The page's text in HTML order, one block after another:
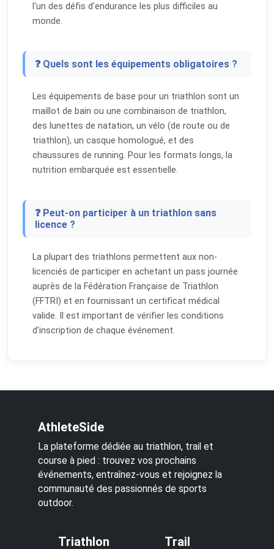
l'un des défis d'endurance les plus difficiles au
monde.
❓ Quels sont les équipements obligatoires ?
Les équipements de base pour un triathlon sont un
maillot de bain ou une combinaison de triathlon,
des lunettes de natation, un vélo (de route ou de
triathlon), un casque homologué, et des
chaussures de running. Pour les formats longs, la
nutrition embarquée est essentielle.
❓ Peut-on participer à un triathlon sans
licence ?
La plupart des triathlons permettent aux non-
licenciés de participer en achetant un pass journée
auprès de la Fédération Française de Triathlon
(FFTRI) et en fournissant un certificat médical
valide. Il est important de vérifier les conditions
d'inscription de chaque événement.
AthleteSide
La plateforme dédiée au triathlon, trail et
course à pied : trouvez vos prochains
événements, entraînez-vous et rejoignez la
communauté des passionnés de sports
outdoor.
Triathlon Trail